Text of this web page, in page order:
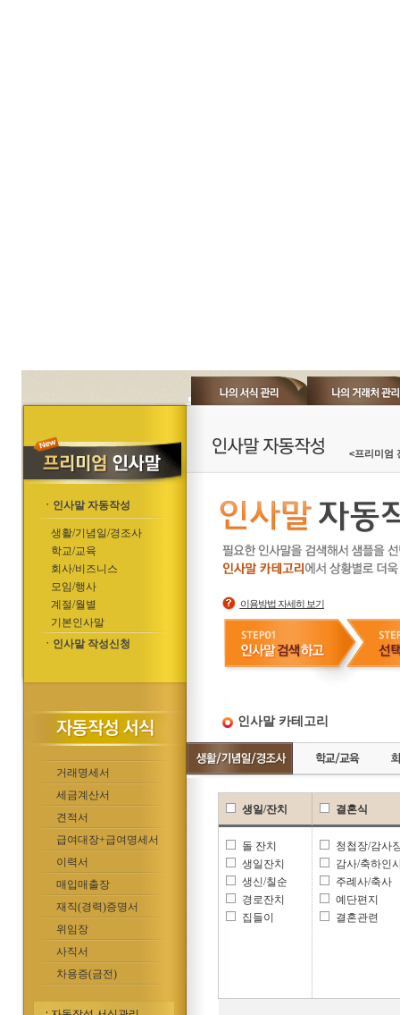
ㆍ인사말 자동작성
생활/기념일/경조사
학교/교육
회사/비즈니스
모임/행사
계절/월별
기본인사말
ㆍ인사말 작성신청
거래명세서
세금계산서
견적서
급여대장+급여명세서
이력서
매입매출장
재직(경력)증명서
위임장
사직서
차용증(금전)
<프리미엄
이용방법 자세히 보기
인사말 카테고리
생일/잔치
돌 잔치
생일잔치
생신/칠순
경로잔치
집들이
결혼식
청첩장/감사
감사/축하인
주례사/축사
예단편지
결혼관련